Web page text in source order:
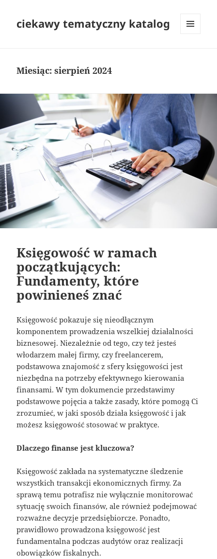
ciekawy tematyczny katalog
Miesiąc:sierpień 2024
Księgowość w ramach
początkujących:
Fundamenty, które
powinieneś znać
Księgowość pokazuje się nieodłącznym
komponentem prowadzenia wszelkiej działalności
biznesowej. Niezależnie od tego, czy też jesteś
włodarzem małej firmy, czy freelancerem,
podstawowa znajomość z sfery księgowości jest
niezbędna na potrzeby efektywnego kierowania
finansami. W tym dokumencie przedstawimy
podstawowe pojęcia a także zasady, które pomogą Ci
zrozumieć, w jaki sposób działa księgowość i jak
możesz księgowość stosować w praktyce.
Dlaczego finanse jest kluczowa?
Księgowość zakłada na systematyczne śledzenie
wszystkich transakcji ekonomicznych firmy. Za
sprawą temu potrafisz nie wyłącznie monitorować
sytuację swoich finansów, ale również podejmować
rozważne decyzje przedsiębiorcze. Ponadto,
prawidłowo prowadzona księgowość jest
fundamentalna podczas audytów oraz realizacji
obowiązków fiskalnych.